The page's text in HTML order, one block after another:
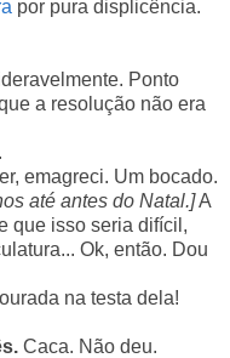
por pura displicência.
Ponto
a resolução não era
emagreci. Um bocado.
até antes do Natal.]A
que isso seria difícil,
Ok, então. Dou
na testa dela!
Caca. Não deu.